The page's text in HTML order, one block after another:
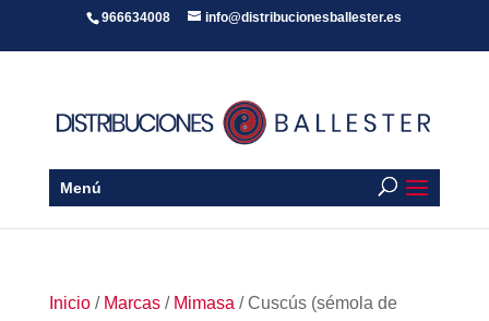
966634008 info@distribucionesballester.es
Menú
Inicio/ Marcas/ Mimasa / Cuscús (sémola de